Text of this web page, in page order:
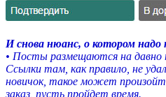
И снова нюанс, о котором
• Посты размещаются на давно
Ссылки там, как правило, не
новичок, такое может
заказ, пусть пройдет время.